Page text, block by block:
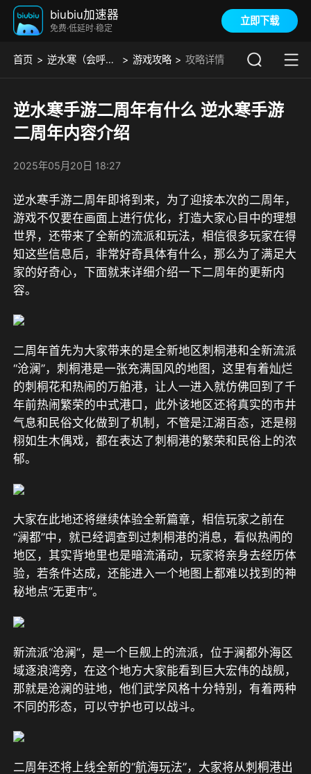
biubiu加速器
免费·低延时·稳定
立即下载
首页 逆水寒（会呼吸的江湖） 游戏攻略 攻略详情
逆水寒手游二周年有什么 逆水寒手游
二周年内容介绍
2025年05月20日 18:27
逆水寒手游二周年即将到来，为了迎接本次的二周年，
游戏不仅要在画面上进行优化，打造大家心目中的理想
世界，还带来了全新的流派和玩法，相信很多玩家在得
知这些信息后，非常好奇具体有什么，那么为了满足大
家的好奇心，下面就来详细介绍一下二周年的更新内
容。
二周年首先为大家带来的是全新地区刺桐港和全新流派
“沧澜”，刺桐港是一张充满国风的地图，这里有着灿烂
的刺桐花和热闹的万舶港，让人一进入就仿佛回到了千
年前热闹繁荣的中式港口，此外该地区还将真实的市井
气息和民俗文化做到了机制，不管是江湖百态，还是栩
栩如生木偶戏，都在表达了刺桐港的繁荣和民俗上的浓
郁。
大家在此地还将继续体验全新篇章，相信玩家之前在
“澜都”中，就已经调查到过刺桐港的消息，看似热闹的
地区，其实背地里也是暗流涌动，玩家将亲身去经历体
验，若条件达成，还能进入一个地图上都难以找到的神
秘地点“无更市”。
新流派“沧澜”，是一个巨舰上的流派，位于澜都外海区
域逐浪湾旁，在这个地方大家能看到巨大宏伟的战舰，
那就是沧澜的驻地，他们武学风格十分特别，有着两种
不同的形态，可以守护也可以战斗。
二周年还将上线全新的“航海玩法”，大家将从刺桐港出